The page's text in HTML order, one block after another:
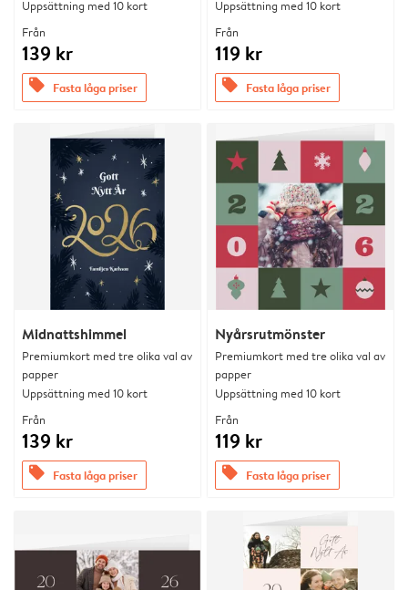
Uppsättning med 10 kort
Från
139 kr
offers Fasta låga priser
Uppsättning med 10 kort
Från
119 kr
offers Fasta låga priser
Midnattshimmel
Premiumkort med tre olika val av
papper
Uppsättning med 10 kort
Från
139 kr
offers Fasta låga priser
Nyårsrutmönster
Premiumkort med tre olika val av
papper
Uppsättning med 10 kort
Från
119 kr
offers Fasta låga priser